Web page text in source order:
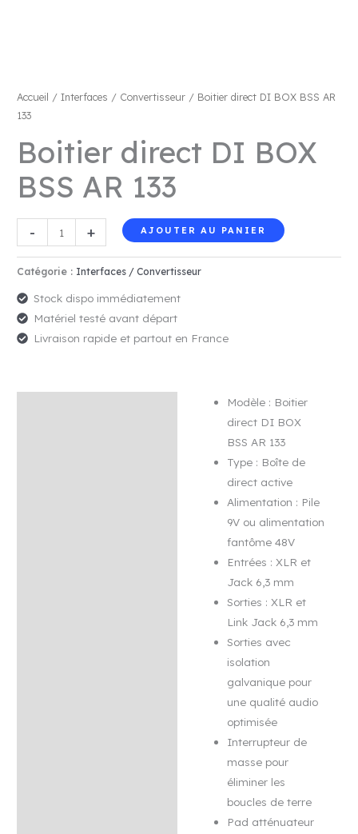
Accueil /Interfaces / Convertisseur / Boitier direct DI BOX BSS AR
133
Boitier direct DI BOX
BSS AR 133
-
quantité
de
Boitier
DI
BOX
BSS
+ AJOUTER AU PANIER
Catégorie : Interfaces / Convertisseur
Stock dispo immédiatement
Matériel testé avant départ
Livraison rapide et partout en France
Modèle : Boitier
direct DI BOX
BSS AR 133
Type : Boîte de
direct active
Alimentation : Pile
9V ou alimentation
fantôme 48V
Entrées : XLR et
Jack 6,3 mm
Sorties : XLR et
Link Jack 6,3 mm
Sorties avec
isolation
galvanique pour
une qualité audio
optimisée
Interrupteur de
masse pour
éliminer les
boucles de terre
Pad atténuateur